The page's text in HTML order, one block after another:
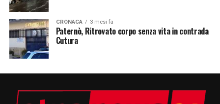
CRONACA 3 mesi fa
Paternò, Ritrovato corpo senza vita in contrada
Cutura